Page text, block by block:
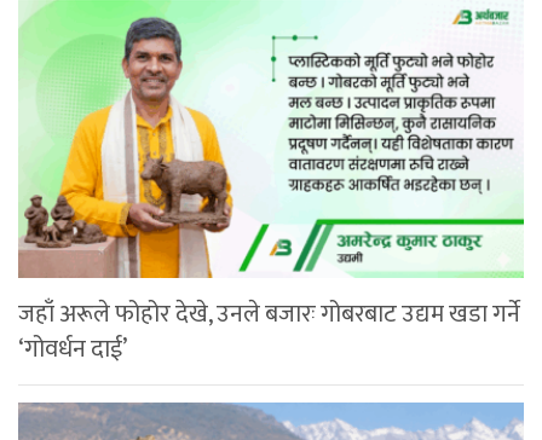
जहाँ अरूले फोहोर देखे, उनले बजारः गोबरबाट उद्यम खडा गर्ने
‘गोवर्धन दाई’